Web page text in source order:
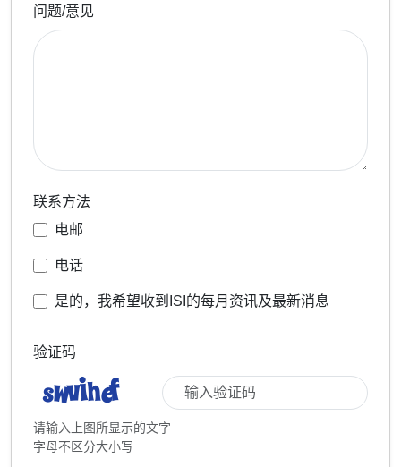
问题/意见
联系方法
电邮
电话
是的，我希望收到ISI的每月资讯及最新消息
验证码
请输入上图所显示的文字
字母不区分大小写